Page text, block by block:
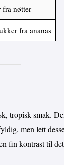
fra nøtter
fra ananas
tropisk smak.
men lett
fin kontrast til